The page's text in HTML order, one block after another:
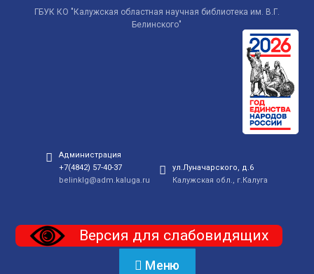
ГБУК КО "Калужская областная научная библиотека им. В.Г.
Белинского"
Администрация
+7(4842) 57-40-37
belinklg@adm.kaluga.ru
ул.Луначарского, д.6
Калужская обл., г.Калуга
Версия для слабовидящих
Меню